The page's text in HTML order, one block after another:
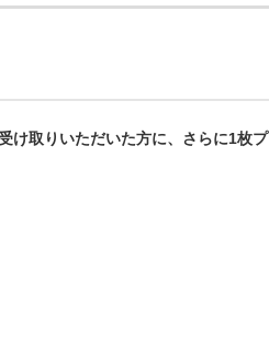
け取りいただいた方に、さらに1枚プ